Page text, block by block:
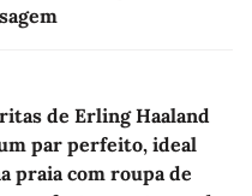
de Erling Haaland
par perfeito, ideal
praia com roupa de